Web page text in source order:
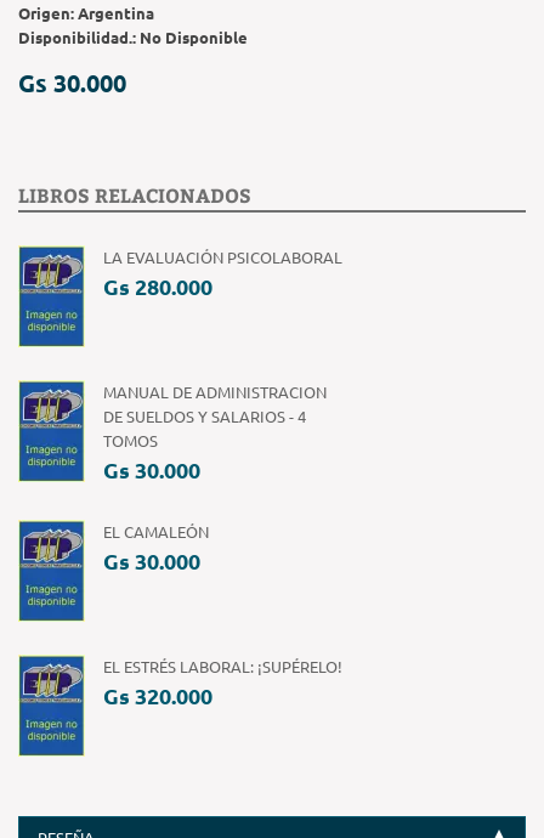
Origen:Argentina
Disponibilidad.: No Disponible
Gs 30.000
LIBROS RELACIONADOS
LA EVALUACIÓN PSICOLABORAL
Gs 280.000
MANUAL DE ADMINISTRACION
DE SUELDOS Y SALARIOS - 4
TOMOS
Gs 30.000
EL CAMALEÓN
Gs 30.000
EL ESTRÉS LABORAL: ¡SUPÉRELO!
Gs 320.000